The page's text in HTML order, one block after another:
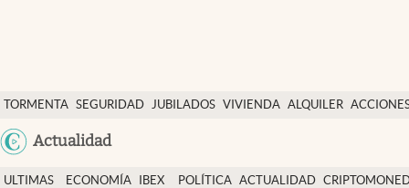
TORMENTA SEGURIDAD JUBILADOS VIVIENDA ALQUILER
Actualidad
Economía y finanzas
Política
Actualidad
ULTIMAS
ECONOMÍA
IBEX
POLÍTICA ACTUALIDAD